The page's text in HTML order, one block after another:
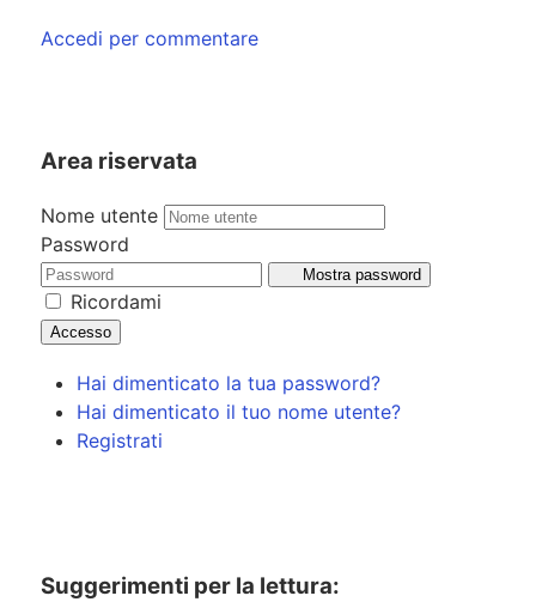
Accedi per commentare
Area riservata
Nome utente
Password
Mostra password
Ricordami
Accesso
Hai dimenticato la tua password?
Hai dimenticato il tuo nome utente?
Registrati
Suggerimenti per la lettura: